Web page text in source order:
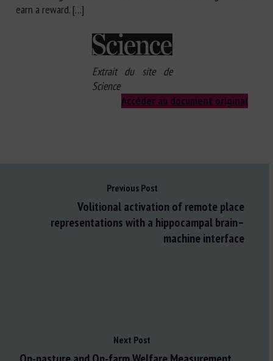
earn a reward. […]
Extrait du site de
Science
Accéder au document original
Previous Post
Volitional activation of remote place
representations with a hippocampal brain–
machine interface
Next Post